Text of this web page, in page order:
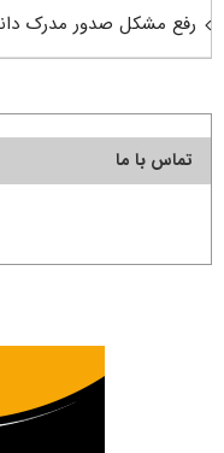
رفع مشکل صدور مدرک
تماس با ما